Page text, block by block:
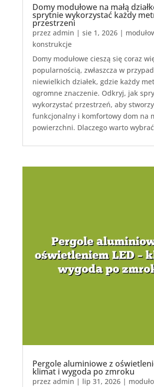
Domy modułowe na małą
sprytnie wykorzystać każdy
przestrzeni
przez admin | sie 1, 2026|
konstrukcje
Domy modułowe cieszą się coraz
popularnością, zwłaszcza w
niewielkich działek, gdzie każdy
ogromne znaczenie. Odkryj, jak
wykorzystać przestrzeń, aby
funkcjonalny i komfortowy dom na
powierzchni. Dlaczego warto
Pergole aluminiowe z
klimat i wygoda po zmroku
przez admin | lip 31, 2026|